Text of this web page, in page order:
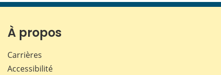
page page page page
À propos
Carrières
Accessibilité